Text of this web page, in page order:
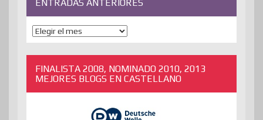
ENTRADAS ANTERIORES
ENTRADAS
ANTERIORES
FINALISTA 2008, NOMINADO 2010, 2013
MEJORES BLOGS EN CASTELLANO